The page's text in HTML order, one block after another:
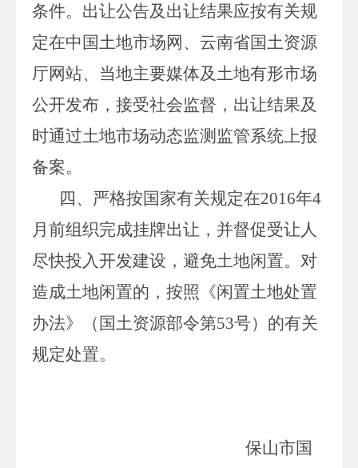
条件。出让公告及出让结果应按有关规
定在中国土地市场网、云南省国土资源
厅网站、当地主要媒体及土地有形市场
公开发布，接受社会监督，出让结果及
时通过土地市场动态监测监管系统上报
备案。
四、严格按国家有关规定在2016年4
月前组织完成挂牌出让，并督促受让人
尽快投入开发建设，避免土地闲置。对
造成土地闲置的，按照《闲置土地处置
办法》（国土资源部令第53号）的有关
规定处置。
保山市国